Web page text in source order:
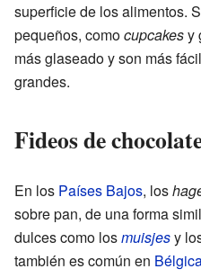
superficie de los alimentos.
pequeños, comocupcakesy
más glaseado y son más
grandes.
Fideos de
En los Países Bajos, los
sobre pan, de una forma
dulces como losmuisjesy
también es común en